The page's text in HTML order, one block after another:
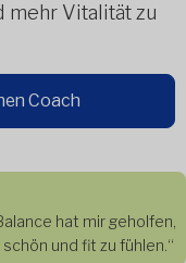
mehr Vitalität zu
Coach
hat mir geholfen,
und fit zu fühlen.“